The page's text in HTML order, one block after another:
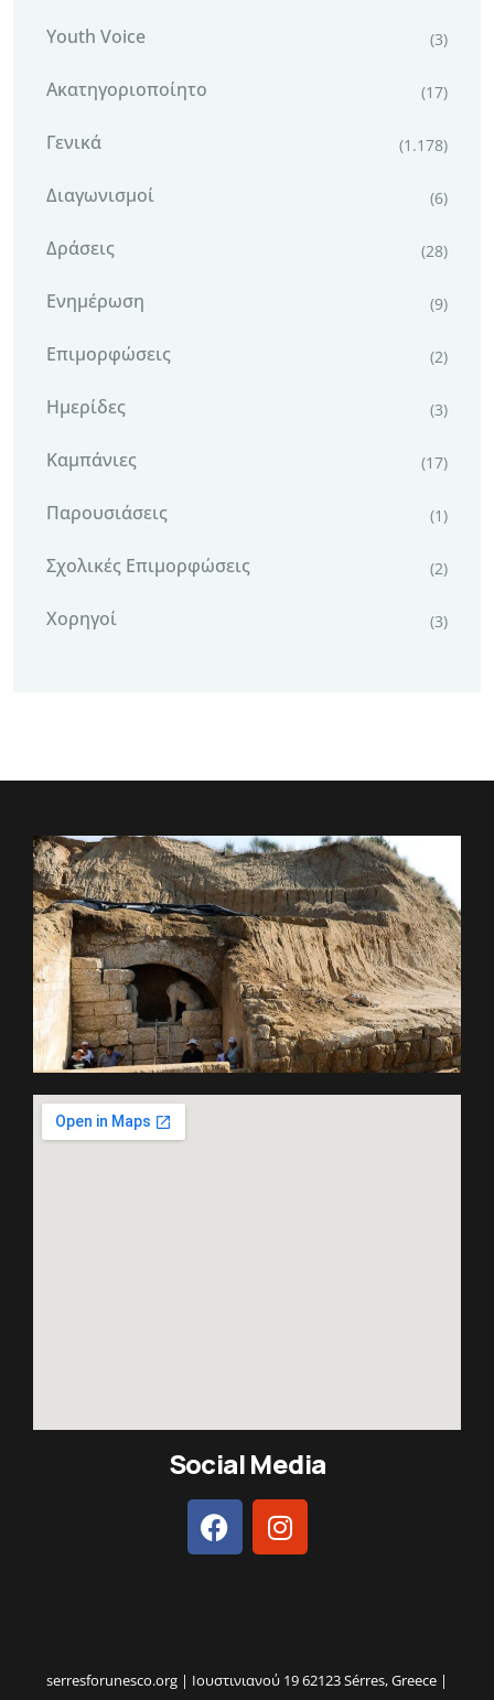
Youth Voice (3)
Ακατηγοριοποίητο (17)
Γενικά (1.178)
Διαγωνισμοί (6)
Δράσεις (28)
Ενημέρωση (9)
Επιμορφώσεις (2)
Ημερίδες (3)
Καμπάνιες (17)
Παρουσιάσεις (1)
Σχολικές Επιμορφώσεις (2)
Χορηγοί (3)
Social Media
serresforunesco.org | Ιουστινιανού 19 62123 Sérres, Greece |